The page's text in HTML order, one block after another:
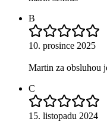
B
10. prosince 2025
Martin za obsluhou
C
15. listopadu 2024